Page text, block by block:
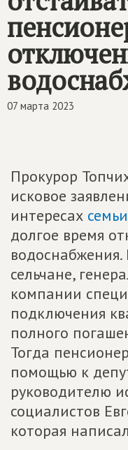
07 марта 2023
Прокурор
исковое
интересах
долгое время
сельчане,
компании
подключения
полного
Тогда
помощью к
руководителю
социалистов
которая